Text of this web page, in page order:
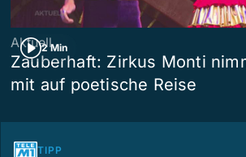
2 Min
Aktuell
Zauberhaft: Zirkus Monti
mit auf poetische Reise
TIPP